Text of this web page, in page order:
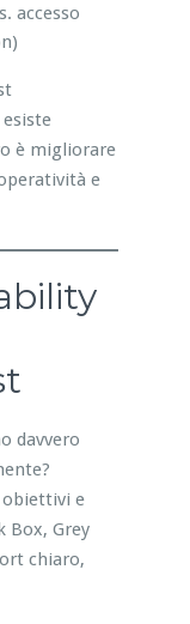
accesso
è migliorare
e
davvero
e
Box, Grey
chiaro,